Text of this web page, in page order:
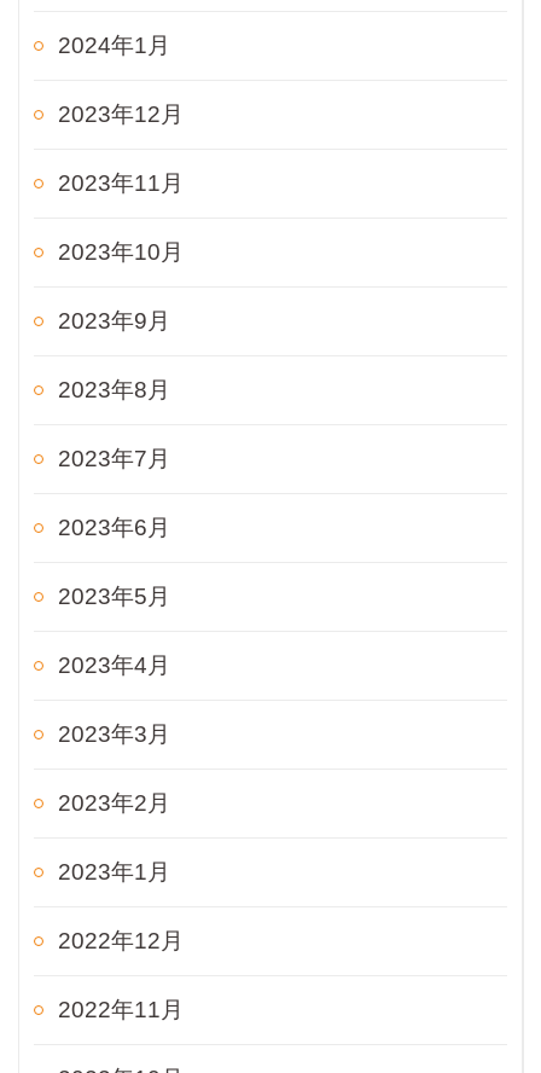
2024年1月
2023年12月
2023年11月
2023年10月
2023年9月
2023年8月
2023年7月
2023年6月
2023年5月
2023年4月
2023年3月
2023年2月
2023年1月
2022年12月
2022年11月